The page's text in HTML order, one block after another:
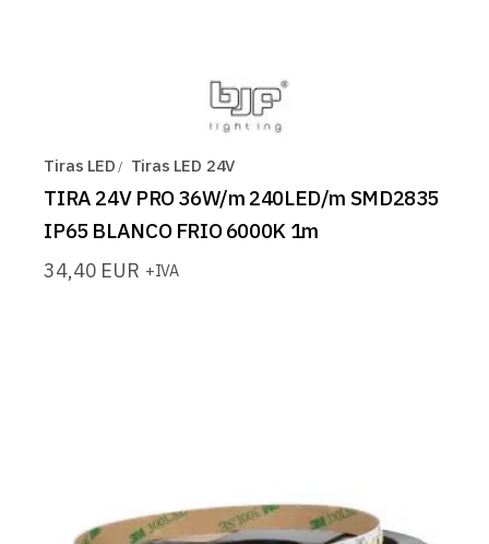
Tiras LED Tiras LED 24V
TIRA 24V PRO 36W/m 240LED/m SMD2835
IP65 BLANCO FRIO 6000K 1m
34,40 EUR +IVA